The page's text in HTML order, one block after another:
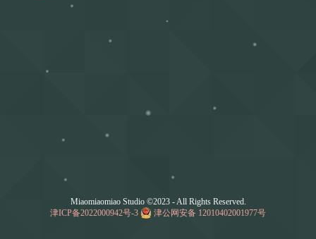
Miaomiaomiao Studio ©2023 - All Rights Reserved.
津ICP备2022000942号-3
津公网安备 12010402001977号